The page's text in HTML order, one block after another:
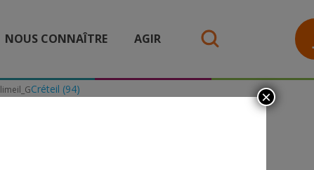
NOUS CONNAÎTRE AGIR
Créteil (94)
limeil_G ×